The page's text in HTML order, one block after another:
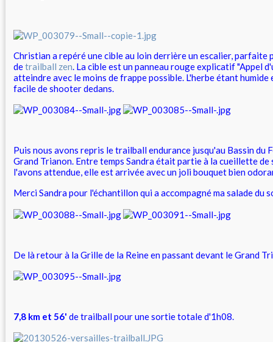
Christian a repéré une cible au loin derrière un escalier, parfaite
detrailball zen. La cible est un panneau rouge explicatif "Appel
atteindre avec le moins de frappe possible. L'herbe étant humide
facile de shooter dedans.
Puis nous avons repris le trailball endurance jusqu'au Bassin du
Grand Trianon. Entre temps Sandra était partie à la cueillette de
l'avons attendue, elle est arrivée avec un joli bouquet bien
Merci Sandra pour l'échantillon qui a accompagné ma salade du
De là retour à la Grille de la Reine en passant devant le Grand
7,8 km et 56' de trailball pour une sortie totale d'1h08.